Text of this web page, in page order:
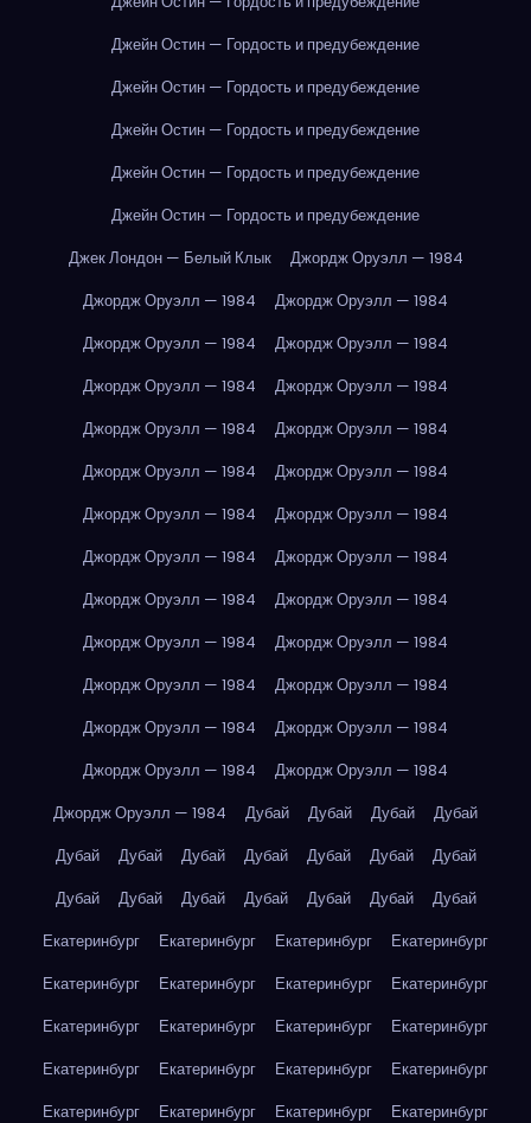
Джейн Остин — Гордость и предубеждение
Джейн Остин — Гордость и предубеждение
Джейн Остин — Гордость и предубеждение
Джейн Остин — Гордость и предубеждение
Джейн Остин — Гордость и предубеждение
Джек Лондон — Белый Клык
Джордж Оруэлл — 1984
Джордж Оруэлл — 1984
Джордж Оруэлл — 1984
Джордж Оруэлл — 1984
Джордж Оруэлл — 1984
Джордж Оруэлл — 1984
Джордж Оруэлл — 1984
Джордж Оруэлл — 1984
Джордж Оруэлл — 1984
Джордж Оруэлл — 1984
Джордж Оруэлл — 1984
Джордж Оруэлл — 1984
Джордж Оруэлл — 1984
Джордж Оруэлл — 1984
Джордж Оруэлл — 1984
Джордж Оруэлл — 1984
Джордж Оруэлл — 1984
Джордж Оруэлл — 1984
Джордж Оруэлл — 1984
Джордж Оруэлл — 1984
Джордж Оруэлл — 1984
Джордж Оруэлл — 1984
Джордж Оруэлл — 1984
Джордж Оруэлл — 1984
Джордж Оруэлл — 1984
Джордж Оруэлл — 1984
Дубай Дубай Дубай
Дубай
Дубай
Дубай Дубай Дубай Дубай Дубай
Дубай
Дубай
Дубай Дубай Дубай Дубай Дубай
Дубай
Екатеринбург
Екатеринбург Екатеринбург
Екатеринбург
Екатеринбург
Екатеринбург Екатеринбург
Екатеринбург
Екатеринбург
Екатеринбург Екатеринбург
Екатеринбург
Екатеринбург
Екатеринбург Екатеринбург
Екатеринбург
Екатеринбург
Екатеринбург Екатеринбург
Екатеринбург